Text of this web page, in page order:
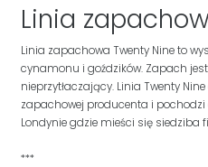
Linia
Linia zapachowa Twenty Nine to
cynamonu i goździków. Zapach
nieprzytłaczający. Linia Twenty
zapachowej producenta i pochodzi
Londynie gdzie mieści się siedziba
***